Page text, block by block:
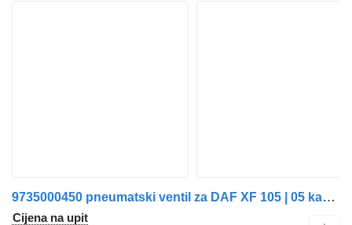
9735000450 pneumatski ventil za DAF XF 105 | 05 kamiona
Cijena na upit